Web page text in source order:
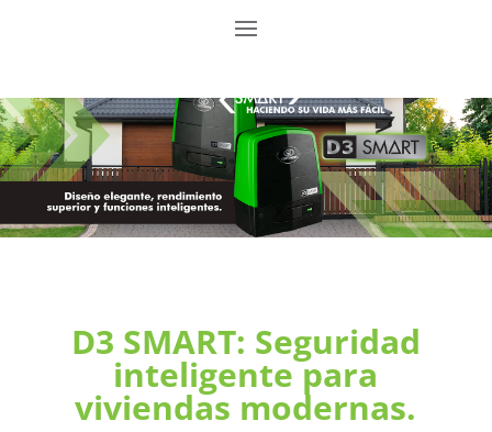
D3 SMART: Seguridad
inteligente para
viviendas modernas.